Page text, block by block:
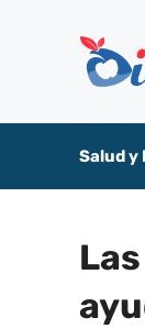
contenido
Salud y